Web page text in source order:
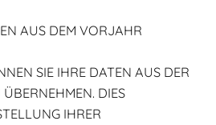
AUS DEM VORJAHR
SIE IHRE DATEN AUS DER
DIES
IHRER